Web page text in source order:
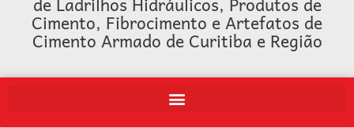
Cimento, Fibrocimento e Artefatos de
Cimento Armado de Curitiba e Região